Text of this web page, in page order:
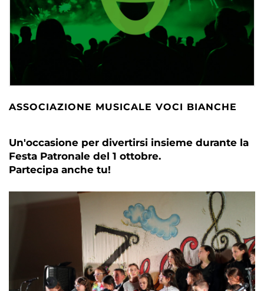
ASSOCIAZIONE MUSICALE VOCI BIANCHE
Un'occasione per divertirsi insieme durante la
Festa Patronale del 1 ottobre.
Partecipa anche tu!